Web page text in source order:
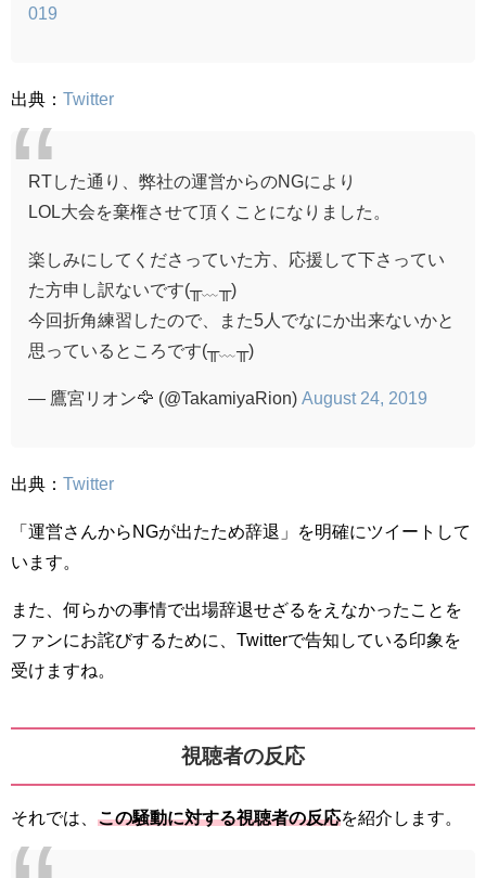
019
出典： Twitter
RTした通り、弊社の運営からのNGにより
LOL大会を棄権させて頂くことになりました。
楽しみにしてくださっていた方、応援して下さってい
た方申し訳ないです(╥﹏╥)
今回折角練習したので、また5人でなにか出来ないかと
思っているところです(╥﹏╥)
— 鷹宮リオン🦅 (@TakamiyaRion) August 24, 2019
出典： Twitter
「運営さんからNGが出たため辞退」を明確にツイートして
います。
また、何らかの事情で出場辞退せざるをえなかったことを
ファンにお詫びするために、Twitterで告知している印象を
受けますね。
視聴者の反応
それでは、 この騒動に対する視聴者の反応を紹介します。